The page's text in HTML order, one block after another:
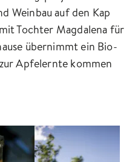
Weinbau auf den Kap
Tochter Magdalena für
übernimmt ein Bio-
Apfelernte kommen